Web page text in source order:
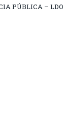
PÚBLICA – LDO